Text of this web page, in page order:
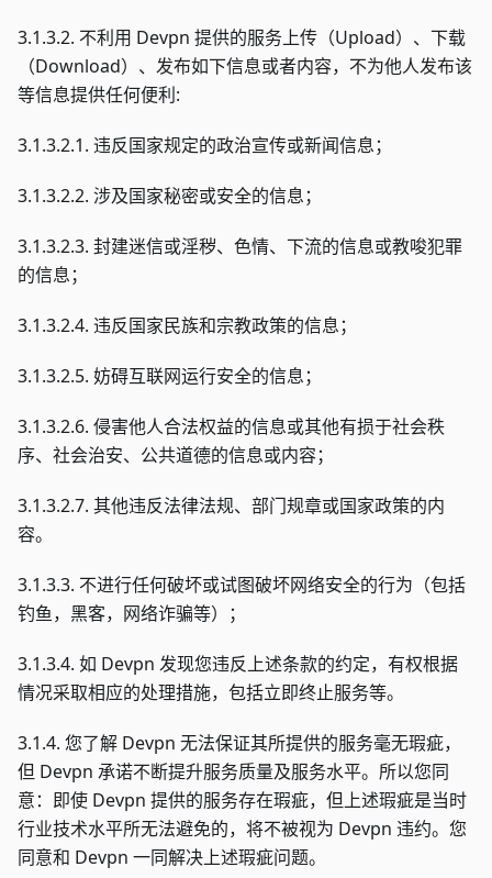
3.1.3.2. 不利用 Devpn 提供的服务上传（Upload）、下载
（Download）、发布如下信息或者内容，不为他人发布该
等信息提供任何便利:
3.1.3.2.1. 违反国家规定的政治宣传或新闻信息；
3.1.3.2.2. 涉及国家秘密或安全的信息；
3.1.3.2.3. 封建迷信或淫秽、色情、下流的信息或教唆犯罪
的信息；
3.1.3.2.4. 违反国家民族和宗教政策的信息；
3.1.3.2.5. 妨碍互联网运行安全的信息；
3.1.3.2.6. 侵害他人合法权益的信息或其他有损于社会秩
序、社会治安、公共道德的信息或内容；
3.1.3.2.7. 其他违反法律法规、部门规章或国家政策的内
容。
3.1.3.3. 不进行任何破坏或试图破坏网络安全的行为（包括
钓鱼，黑客，网络诈骗等）；
3.1.3.4. 如 Devpn 发现您违反上述条款的约定，有权根据
情况采取相应的处理措施，包括立即终止服务等。
3.1.4. 您了解 Devpn 无法保证其所提供的服务毫无瑕疵，
但 Devpn 承诺不断提升服务质量及服务水平。所以您同
意：即使 Devpn 提供的服务存在瑕疵，但上述瑕疵是当时
行业技术水平所无法避免的，将不被视为 Devpn 违约。您
同意和 Devpn 一同解决上述瑕疵问题。